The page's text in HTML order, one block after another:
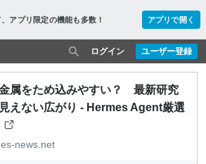
アプリ限定の機能も多数！ アプリで開く
ユーザー登録
ログイン
属をため込みやすい？ 最新研究
えない広がり - Hermes Agent厳選
news.net